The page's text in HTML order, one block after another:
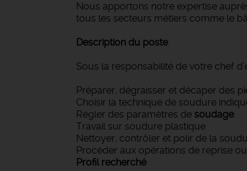
Nous apportons notre expertise
tous les secteurs métiers comme le
Description du poste
Sous la responsabilité de votre chef
Préparer, dégraisser et décaper des
Choisir la technique de soudure
Régler des paramètres de soudage.
Travail sur soudure plastique
Nettoyer, contrôler et polir de la
Procéder aux opérations de reprise
Profil recherché